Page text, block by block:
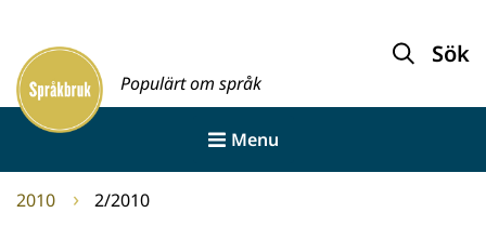
innehållet
Framsida
Populärt om språk
Sök
Menu
2010 2/2010